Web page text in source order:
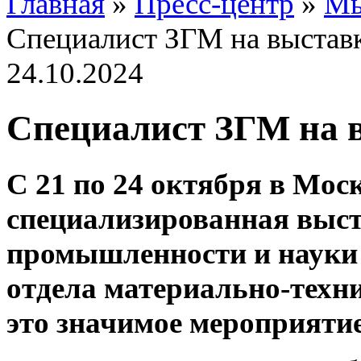
Специалист ЗГМ на
24.10.2024
Специалист ЗГМ на
С 21 по 24 октября в
специализированная
промышленности и
отдела материально-
это значимое